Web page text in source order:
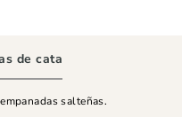
de cata
salteñas.